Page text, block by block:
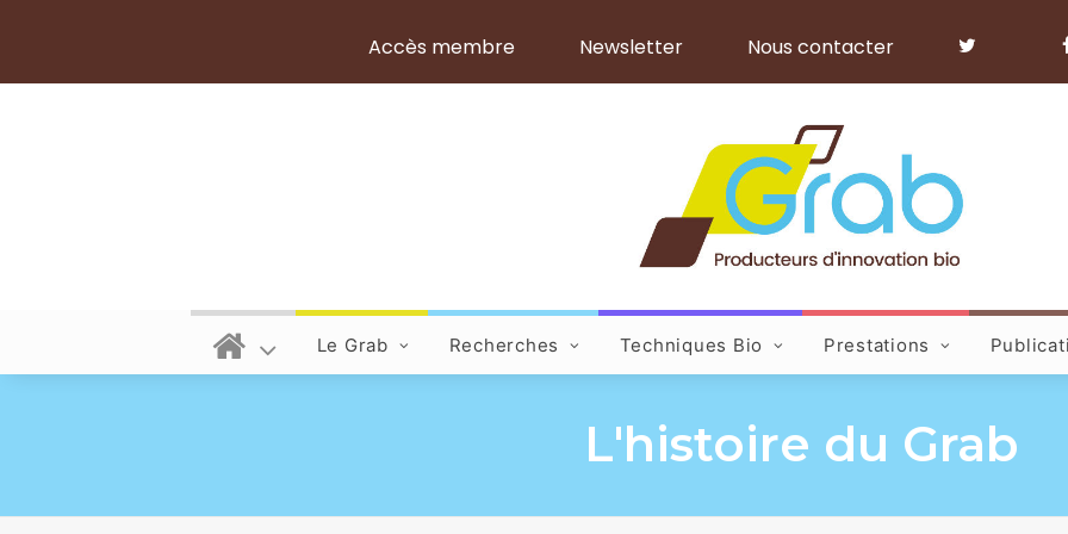
Accès membre Newsletter Nous contacter
Le Grab Recherches Techniques Bio Prestations
L'histoire du Grab